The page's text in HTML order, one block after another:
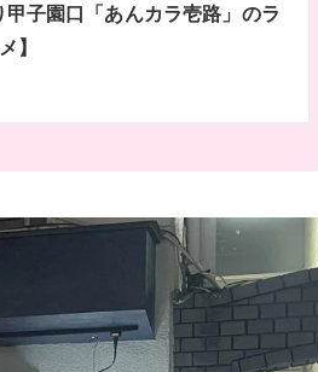
子園口「あんカラ壱路」のラ
】